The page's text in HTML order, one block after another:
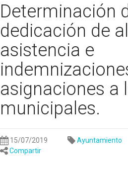
Determinación
dedicación de
asistencia e
asignaciones a
municipales.
15/07/2019 Ayuntamiento
Compartir